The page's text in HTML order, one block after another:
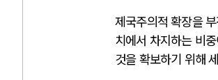
제국주의적 확장을
치에서 차지하는 비
것을 확보하기 위해